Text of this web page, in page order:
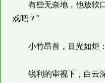
有些无奈地，他放软口
戏吧？”
小竹昂首，目光如炬：
锐利的审视下，白云深